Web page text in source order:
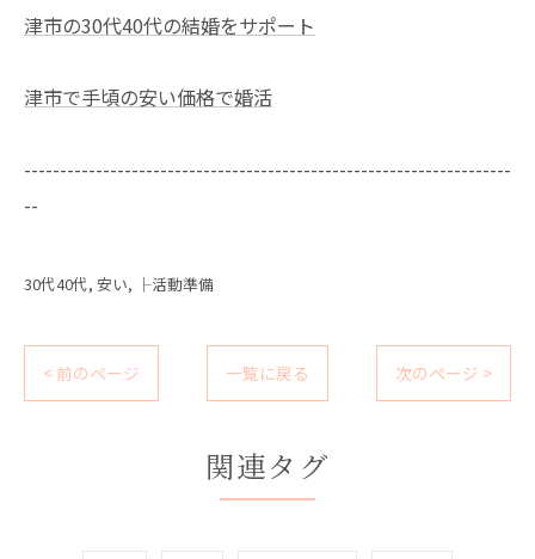
津市の30代40代の結婚をサポート
津市で手頃の安い価格で婚活
--------------------------------------------------------------------
--
30代40代 安い ├活動準備
< 前のページ 一覧に戻る 次のページ >
関連タグ